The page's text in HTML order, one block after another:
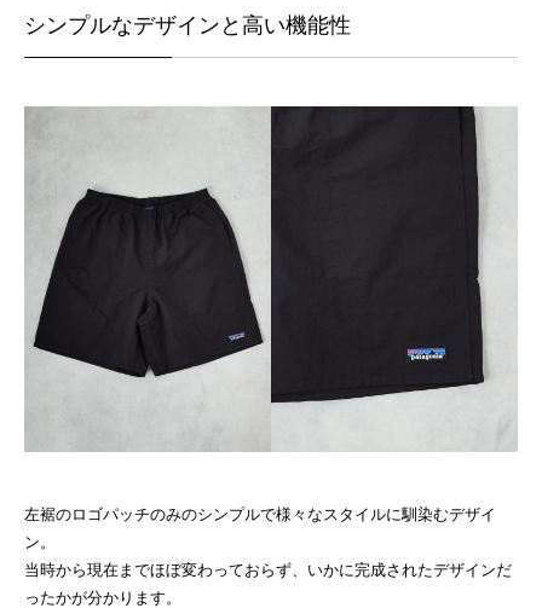
シンプルなデザインと高い機能性
左裾のロゴパッチのみのシンプルで様々なスタイルに馴染むデザイ
ン。
当時から現在までほぼ変わっておらず、いかに完成されたデザインだ
ったかが分かります。